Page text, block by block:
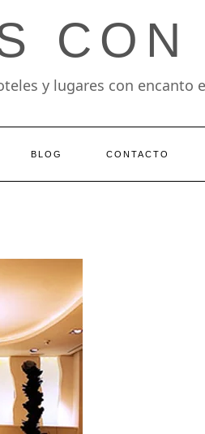
CON
y lugares con encanto
BLOG CONTACTO